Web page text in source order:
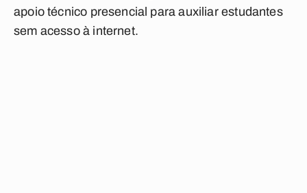
apoio técnico presencial para auxiliar estudantes
sem acesso à internet.